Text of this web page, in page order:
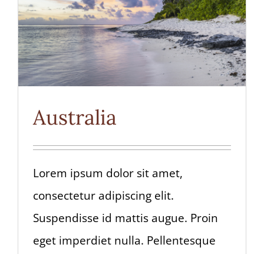
Australia
Lorem ipsum dolor sit amet,
consectetur adipiscing elit.
Suspendisse id mattis augue. Proin
eget imperdiet nulla. Pellentesque